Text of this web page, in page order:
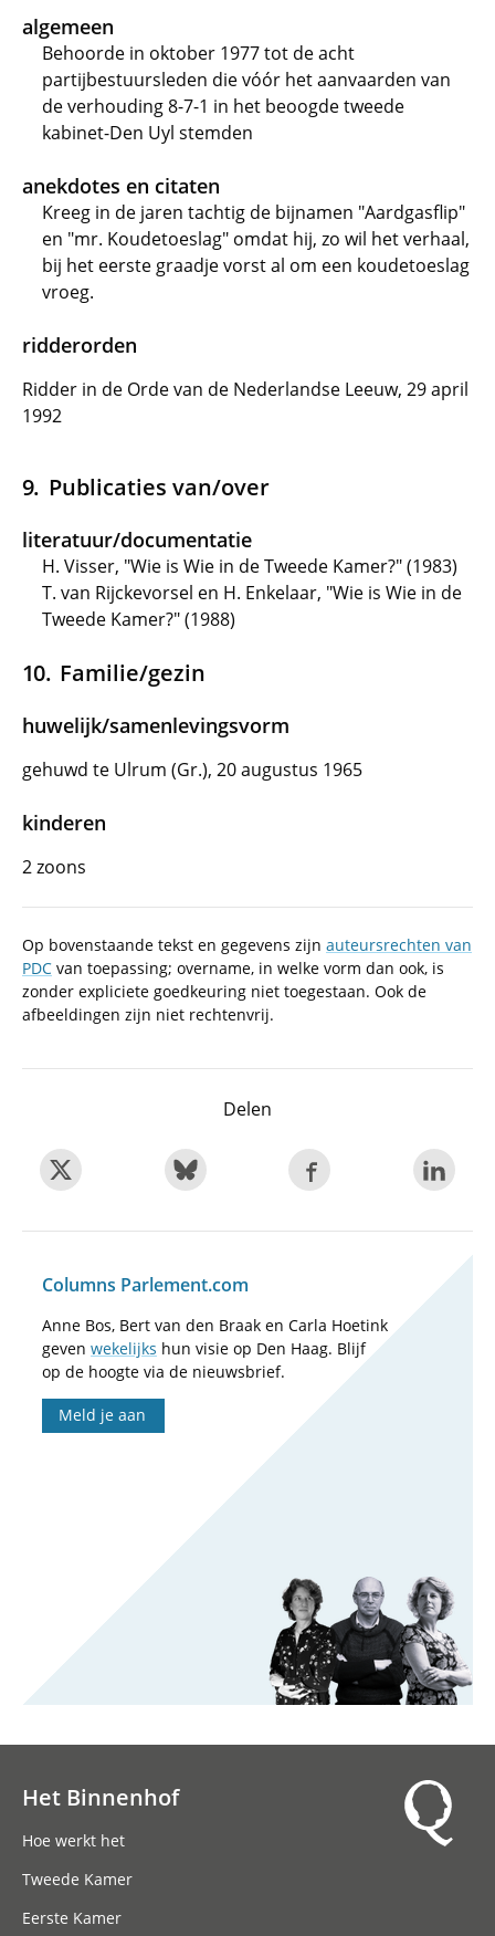
algemeen
Behoorde in oktober 1977 tot de acht
partijbestuursleden die vóór het aanvaarden van
de verhouding 8-7-1 in het beoogde tweede
kabinet-Den Uyl stemden
anekdotes en citaten
Kreeg in de jaren tachtig de bijnamen "Aardgasflip"
en "mr. Koudetoeslag" omdat hij, zo wil het verhaal,
bij het eerste graadje vorst al om een koudetoeslag
vroeg.
ridderorden
Ridder in de Orde van de Nederlandse Leeuw, 29 april
1992
Publicaties van/over
literatuur/documentatie
H. Visser, "Wie is Wie in de Tweede Kamer?" (1983)
T. van Rijckevorsel en H. Enkelaar, "Wie is Wie in de
Tweede Kamer?" (1988)
Familie/gezin
huwelijk/samenlevingsvorm
gehuwd te Ulrum (Gr.), 20 augustus 1965
kinderen
2 zoons
Op bovenstaande tekst en gegevens zijn auteursrechten van
PDC van toepassing; overname, in welke vorm dan ook, is
zonder expliciete goedkeuring niet toegestaan. Ook de
afbeeldingen zijn niet rechtenvrij.
Delen
Columns Parlement.com
Anne Bos, Bert van den Braak en Carla Hoetink
geven wekelijks hun visie op Den Haag. Blijf
op de hoogte via de nieuwsbrief.
Meld je aan
Het Binnenhof
Hoe werkt het
Tweede Kamer
Eerste Kamer